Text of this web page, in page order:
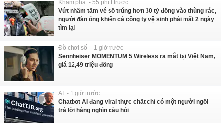
Khám phá - 55 phút trước
Vứt nhầm tấm vé số trúng hơn 30 tỷ đồng vào thùng rác,
người đàn ông khiến cả công ty vệ sinh phải mất 2 ngày
tìm lại
Đồ chơi số - 1 giờ trước
Sennheiser MOMENTUM 5 Wireless ra mắt tại Việt Nam,
giá 12,49 triệu đồng
AI - 1 giờ trước
Chatbot AI đang viral thực chất chỉ có một người ngồi
trả lời hàng nghìn câu hỏi